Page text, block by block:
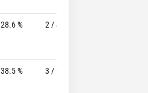
28.6 % 2 / 4
38.5 % 3 / 6